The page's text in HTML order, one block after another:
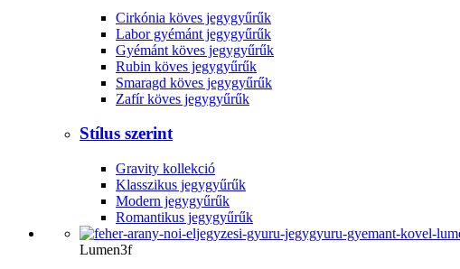
Cirkónia köves jegygyűrűk
Labor gyémánt jegygyűrűk
Gyémánt köves jegygyűrűk
Rubin köves jegygyűrűk
Smaragd köves jegygyűrűk
Zafír köves jegygyűrűk
Stílus szerint
Gravity kollekció
Klasszikus jegygyűrűk
Modern jegygyűrűk
Romantikus jegygyűrűk
Lumen3f